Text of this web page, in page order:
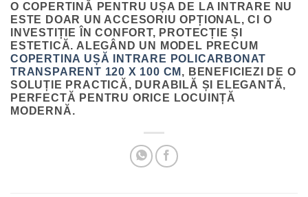
O COPERTINĂ PENTRU UȘA DE LA INTRARE NU
ESTE DOAR UN ACCESORIU OPȚIONAL, CI O
INVESTIȚIE ÎN CONFORT, PROTECȚIE ȘI
ESTETICĂ. ALEGÂND UN MODEL PRECUM
COPERTINA UȘĂ INTRARE POLICARBONAT
TRANSPARENT 120 X 100 CM , BENEFICIEZI DE O
SOLUȚIE PRACTICĂ, DURABILĂ ȘI ELEGANTĂ,
PERFECTĂ PENTRU ORICE LOCUINȚĂ
MODERNĂ.